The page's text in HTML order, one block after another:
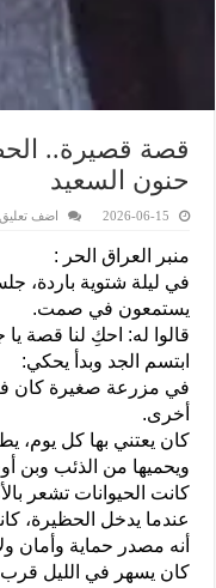
قصة قصيرة..
حنون السعيد
2026-06-15 اضف تعليق
منبر العراق الحر :
في ليلة شتوية باردة،
يستمعون في صمت.
قالوا له: احكِ لنا قصة
ابتسم الجد وبدأ يحكي:
في مزرعة صغيرة كان
أخرى.
كان يعتني بها كل يوم،
ويحميها من الذئب وبن
كانت الحيوانات تشعر
عندما يدخل الحظيرة،
أنه مصدر حماية وأمان
كان يسهر في الليل قرب